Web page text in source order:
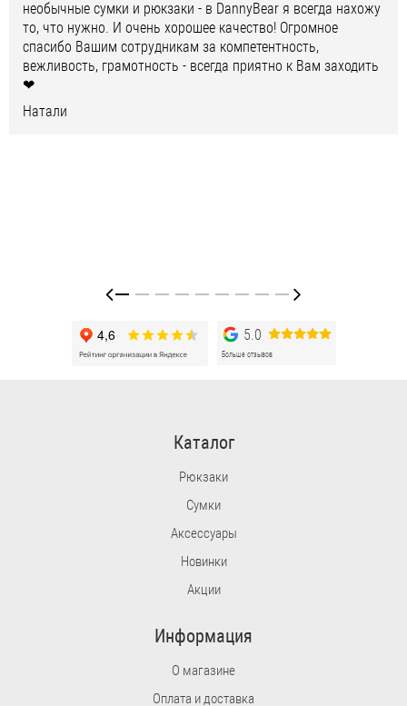
необычные сумки и рюкзаки - в DannyBear я всегда нахожу
то, что нужно. И очень хорошее качество! Огромное
спасибо Вашим сотрудникам за компетентность,
вежливость, грамотность - всегда приятно к Вам заходить
❤
Натали
5.0
Больше отзывов
Каталог
Рюкзаки
Сумки
Аксессуары
Новинки
Акции
Информация
О магазине
Оплата и доставка